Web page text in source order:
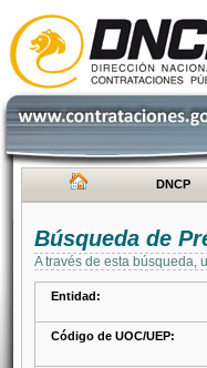
DNCP
Búsqueda de
A través de esta búsqueda,
Entidad:
Código de UOC/UEP: